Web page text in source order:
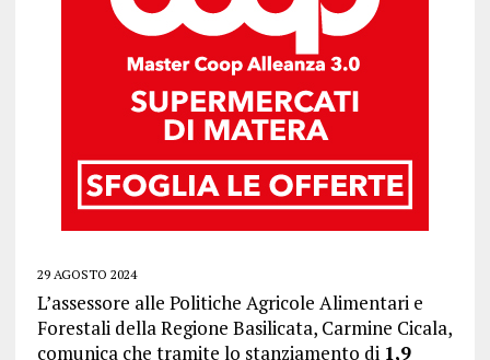
29 AGOSTO 2024
L’assessore alle Politiche Agricole Alimentari e
Forestali della Regione Basilicata, Carmine Cicala,
comunica che tramite lo stanziamento di 1,9